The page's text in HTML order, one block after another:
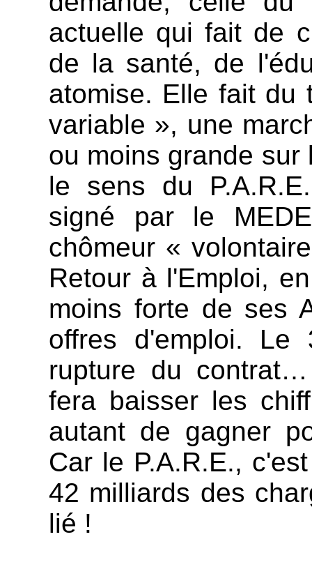
actuelle qui fait de
de la santé, de
atomise. Elle fait du
variable », une
ou moins grande sur
le sens du
signé par le
chômeur «
Retour à l'Emploi,
moins forte de ses
offres d'emploi. Le
rupture du
fera baisser les
autant de gagner
Car le P.A.R.E.,
42 milliards des
lié !